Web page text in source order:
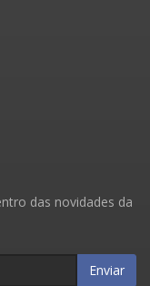
das novidades da
Enviar